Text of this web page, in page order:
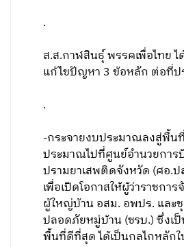
.
ส.ส.กาฬสินธุ์ พรรคเพื่อไทย ไ
แก้ไขปัญหา 3 ข้อหลัก ต่อที่ป
.
-กระจายงบประมาณลงสู่พื้น
ประมาณไปที่ศูนย์อำนวยการ
ปรามยาเสพติดจังหวัด (ศอ.ป
เพื่อเปิดโอกาสให้ผู้ว่าราชกา
ผู้ใหญ่บ้าน อสม. อพปร. และ
ปลอดภัยหมู่บ้าน (ชรบ.) ซึ่งเ
พื้นที่ดีที่สุด ได้เป็นกลไกหลัก